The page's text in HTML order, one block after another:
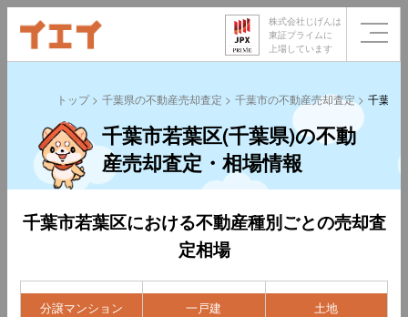
株式会社じげんは
東証プライムに
上場しています
トップ 千葉県の不動産売却査定 千葉市の不動産売却査定 千葉市
千葉市若葉区(千葉県)の不動
産売却査定・相場情報
千葉市若葉区における不動産種別ごとの売却査
定相場
分譲マンション 一戸建 土地